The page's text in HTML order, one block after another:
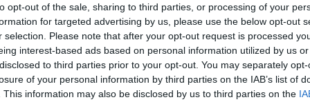
opt-out of the sale, sharing to third parties, or processing of your
for targeted advertising by us, please use the below opt-out
selection. Please note that after your opt-out request is processed
interest-based ads based on personal information utilized by us
to third parties prior to your opt-out. You may separately
of your personal information by third parties on the IAB’s list of
This information may also be disclosed by us to third parties on the
έχουν έναν αέρα μυστηρίου γύρω τους και θα
να πάρουν αυτό που θέλουν. Δεν τους αρέσει
κάνουν και δυσκολεύονται να βασίζονται σε